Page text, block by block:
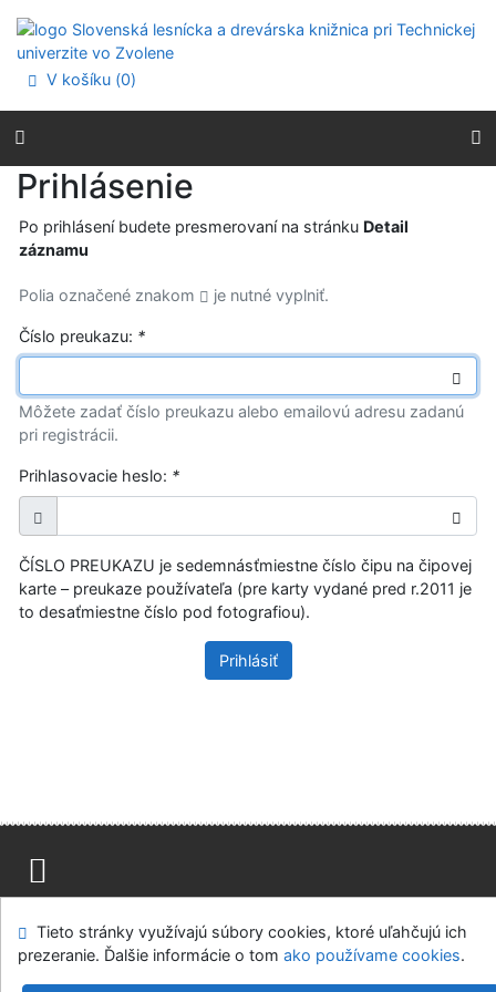
Prejsť na menu
Prehlásenie o webovej prístupnosti
V košíku (0)
Prihlásenie
Po prihlásení budete presmerovaní na stránku Detail
záznamu
Polia označené znakom je nutné vyplniť.
Číslo preukazu: *
Môžete zadať číslo preukazu alebo emailovú adresu zadanú
pri registrácii.
Prihlasovacie heslo: *
ČÍSLO PREUKAZU je sedemnásťmiestne číslo čipu na čipovej
karte – preukaze používateľa (pre karty vydané pred r.2011 je
to desaťmiestne číslo pod fotografiou).
Prihlásiť
Modul OpenSearch
Napíšte nám Nastavenie cookies
Tieto stránky využívajú súbory cookies, ktoré uľahčujú ich
prezeranie. Ďalšie informácie o tom ako používame cookies.